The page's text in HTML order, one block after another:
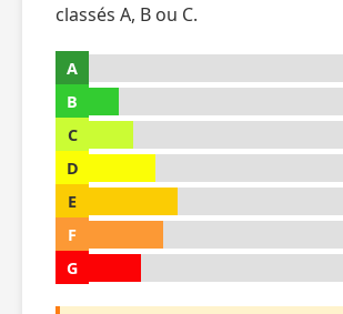
classés A, B ou C.
A
B
C
D
E
F
G